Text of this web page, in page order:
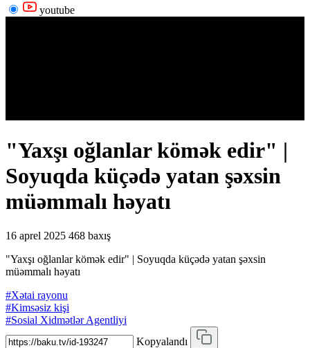
youtube
"Yaxşı oğlanlar kömək edir" |
Soyuqda küçədə yatan şəxsin
müəmmalı həyatı
16 aprel 2025 468 baxış
"Yaxşı oğlanlar kömək edir" | Soyuqda küçədə yatan şəxsin
müəmmalı həyatı
#Xətai rayonu
#Kimsəsiz kişi
#Sosial Xidmətlər Agentliyi
Kopyalandı